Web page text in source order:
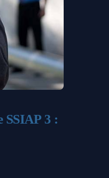
SSIAP 3 :